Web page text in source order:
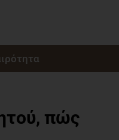
πώς